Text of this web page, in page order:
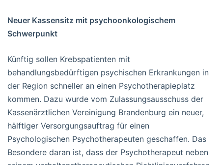
Neuer Kassensitz mit psychoonkologischem
Schwerpunkt
Künftig sollen Krebspatienten mit
behandlungsbedürftigen psychischen Erkrankungen in
der Region schneller an einen Psychotherapieplatz
kommen. Dazu wurde vom Zulassungsausschuss der
Kassenärztlichen Vereinigung Brandenburg ein neuer,
hälftiger Versorgungsauftrag für einen
Psychologischen Psychotherapeuten geschaffen. Das
Besondere daran ist, dass der Psychotherapeut neben